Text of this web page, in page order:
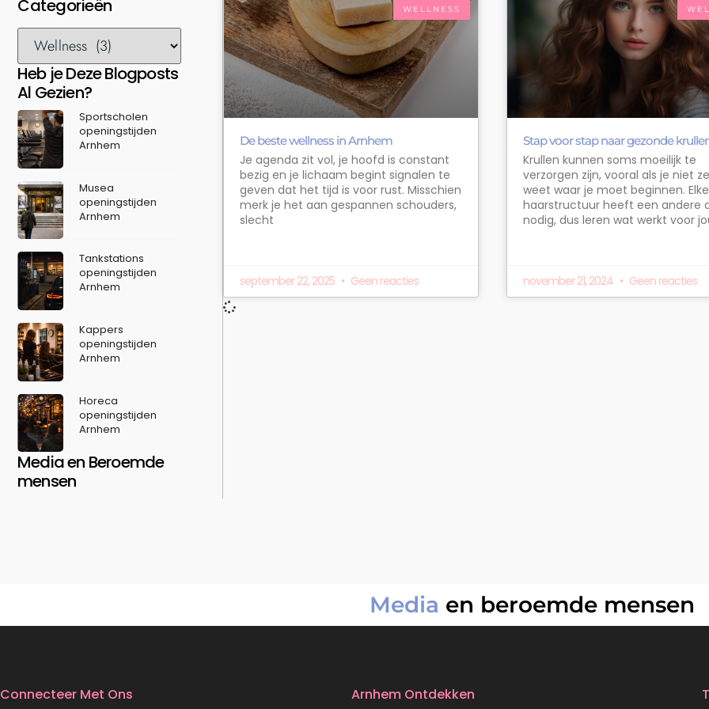
Categorieën
Heb je Deze Blogposts
Al Gezien?
Sportscholen
openingstijden
Arnhem
Musea
openingstijden
Arnhem
Tankstations
openingstijden
Arnhem
Kappers
openingstijden
Arnhem
Horeca
openingstijden
Arnhem
Media en Beroemde
mensen
WELLNESS
De beste wellness in Arnhem
Je agenda zit vol, je hoofd is constant
bezig en je lichaam begint signalen te
geven dat het tijd is voor rust. Misschien
merk je het aan gespannen schouders,
slecht
september 22, 2025 Geen reacties
Stap voor stap naar gezonde
Krullen kunnen soms moeilijk te
verzorgen zijn, vooral als je niet
weet waar je moet beginnen. Elke
haarstructuur heeft een andere
nodig, dus leren wat werkt voor
november 21, 2024 Geen reacties
Media en beroemde mensen
Connecteer Met Ons Arnhem Ontdekken